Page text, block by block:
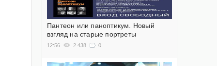
Пантеон или паноптикум. Новый
взгляд на старые портреты
12:56 2 438 0